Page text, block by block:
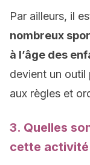
Par ailleurs, il
nombreux
à l’âge des
devient un outil
aux règles et
3. Quelles
cette activité